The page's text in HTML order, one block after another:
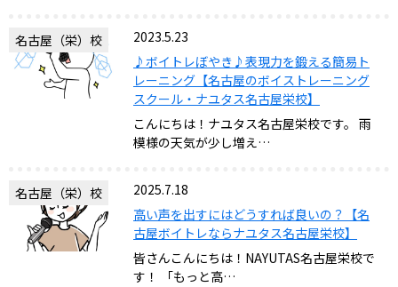
名古屋（栄）校
2023.5.23
♪ボイトレぼやき♪表現力を鍛える簡易ト
レーニング【名古屋のボイストレーニング
スクール・ナユタス名古屋栄校】
こんにちは！ナユタス名古屋栄校です。 雨
模様の天気が少し増え…
名古屋（栄）校
2025.7.18
高い声を出すにはどうすれば良いの？【名
古屋ボイトレならナユタス名古屋栄校】
皆さんこんにちは！NAYUTAS名古屋栄校で
す！ 「もっと高…